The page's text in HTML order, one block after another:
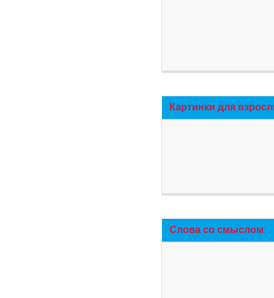
Картинки для
Слова со смыслом